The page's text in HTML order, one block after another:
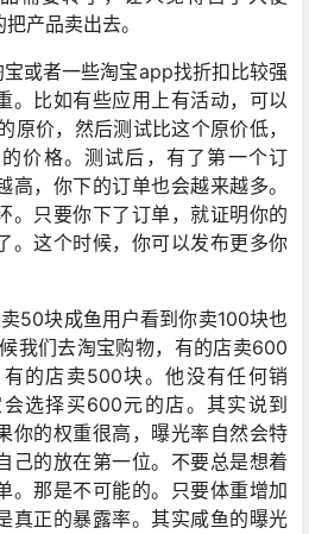
产品卖出去。
或者一些淘宝app找折扣比较强
。比如有些应用上有活动，可以
原价，然后测试比这个原价低，
价格。测试后，有了第一个订
，你下的订单也会越来越多。
。只要你下了订单，就证明你的
。这个时候，你可以发布更多你
50块成鱼用户看到你卖100块也
我们去淘宝购物，有的店卖600
的店卖500块。他没有任何销
选择买600元的店。其实说到
你的权重很高，曝光率自然会特
己的放在第一位。不要总是想着
。那是不可能的。只要体重增加
真正的暴露率。其实咸鱼的曝光